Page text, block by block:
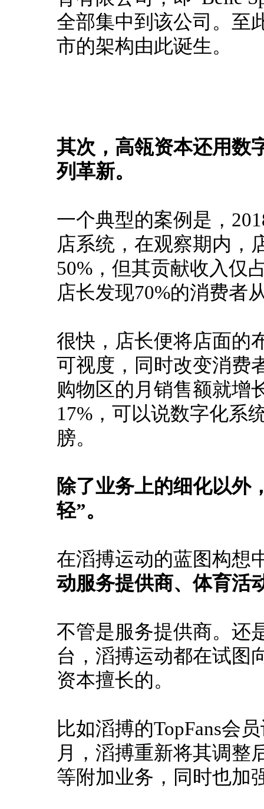
全部集中到该公司。 至
市的架构由此诞生。
其次，高瓴资本还用数
列革新。
一个典型的案例是，
店系统，在观察期内，
50%，但其贡献收入仅
店长发现70%的消费者
很快，店长便将店面的
可视度，同时改变消费
购物区的月销售额就增
17%，可以说数字化系
膀。
除了业务上的细化以外
轻”。
在滔搏运动的蓝图构想
动服务提供商、体育活
不管是服务提供商。 还
台，滔搏运动都在试图
资本擅长的。
比如滔搏的TopFans会
月，滔搏重新将其调整
等附加业务，同时也加